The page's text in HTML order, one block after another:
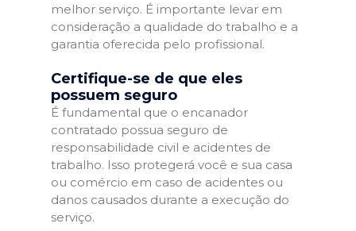
melhor serviço. É importante levar em
consideração a qualidade do trabalho e a
garantia oferecida pelo profissional.
Certifique-se de que eles
possuem seguro
É fundamental que o encanador
contratado possua seguro de
responsabilidade civil e acidentes de
trabalho. Isso protegerá você e sua casa
ou comércio em caso de acidentes ou
danos causados durante a execução do
serviço.